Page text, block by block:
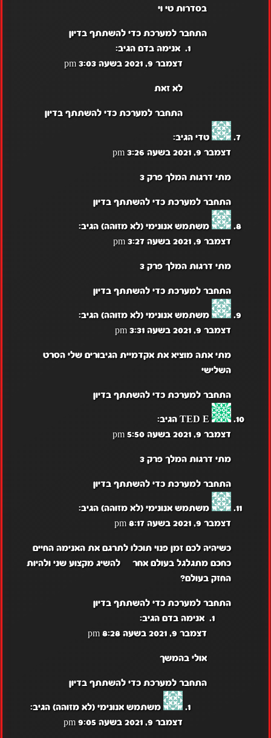
בסדרות טי וי
התחבר למערכת כדי להשתתף בדיון
אנימה בדם הגיב:
דצמבר 9, 2021 בשעה 3:03 pm
לא זאת
התחבר למערכת כדי להשתתף בדיון
טדי הגיב:
דצמבר 9, 2021 בשעה 3:26 pm
מתי דרגות המלך פרק 3
התחבר למערכת כדי להשתתף בדיון
משתמש אנונימי (לא מזוהה) הגיב:
דצמבר 9, 2021 בשעה 3:27 pm
מתי דרגות המלך פרק 3
התחבר למערכת כדי להשתתף בדיון
משתמש אנונימי (לא מזוהה) הגיב:
דצמבר 9, 2021 בשעה 3:31 pm
מתי אתה מוציא את אקדמיית הגיבורים שלי הסרט
השלישי
התחבר למערכת כדי להשתתף בדיון
TED E הגיב:
דצמבר 9, 2021 בשעה 5:50 pm
מתי דרגות המלך פרק 3
התחבר למערכת כדי להשתתף בדיון
משתמש אנונימי (לא מזוהה) הגיב:
דצמבר 9, 2021 בשעה 8:17 pm
כשיהיה לכם זמן פנוי תוכלו לתרגם את האנימה החיים
כחכם מתגלגל בעולם אחר ~להשיג מקצוע שני ולהיות
החזק בעולם?
התחבר למערכת כדי להשתתף בדיון
אנימה בדם הגיב:
דצמבר 9, 2021 בשעה 8:28 pm
אולי בהמשך
התחבר למערכת כדי להשתתף בדיון
משתמש אנונימי (לא מזוהה) הגיב:
דצמבר 9, 2021 בשעה 9:05 pm